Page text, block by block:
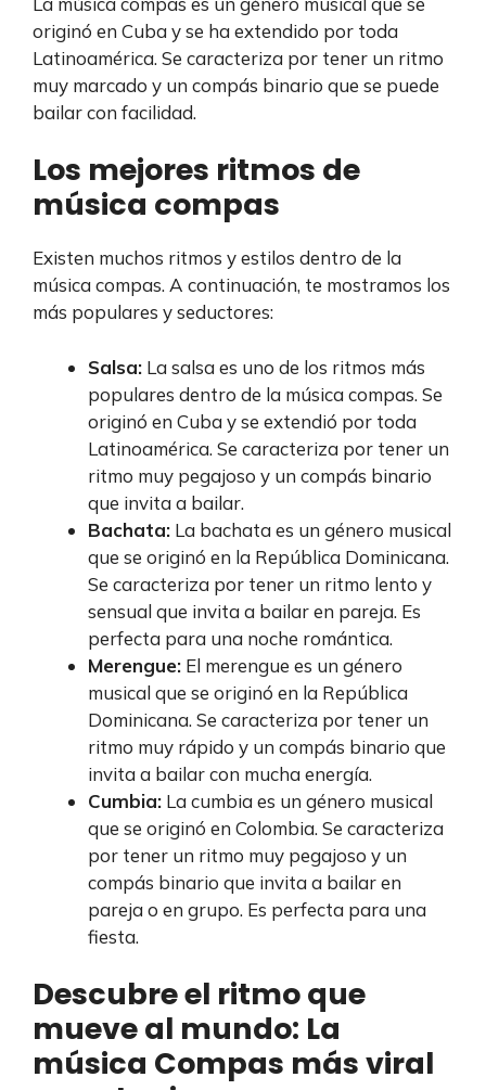
originó en Cuba y se ha extendido por toda
Latinoamérica. Se caracteriza por tener un ritmo
muy marcado y un compás binario que se puede
bailar con facilidad.
Los mejores ritmos de
música compas
Existen muchos ritmos y estilos dentro de la
música compas. A continuación, te mostramos los
más populares y seductores:
Salsa: La salsa es uno de los ritmos más
populares dentro de la música compas. Se
originó en Cuba y se extendió por toda
Latinoamérica. Se caracteriza por tener un
ritmo muy pegajoso y un compás binario
que invita a bailar.
Bachata: La bachata es un género musical
que se originó en la República Dominicana.
Se caracteriza por tener un ritmo lento y
sensual que invita a bailar en pareja. Es
perfecta para una noche romántica.
Merengue: El merengue es un género
musical que se originó en la República
Dominicana. Se caracteriza por tener un
ritmo muy rápido y un compás binario que
invita a bailar con mucha energía.
Cumbia: La cumbia es un género musical
que se originó en Colombia. Se caracteriza
por tener un ritmo muy pegajoso y un
compás binario que invita a bailar en
pareja o en grupo. Es perfecta para una
fiesta.
Descubre el ritmo que
mueve al mundo: La
música Compas más viral